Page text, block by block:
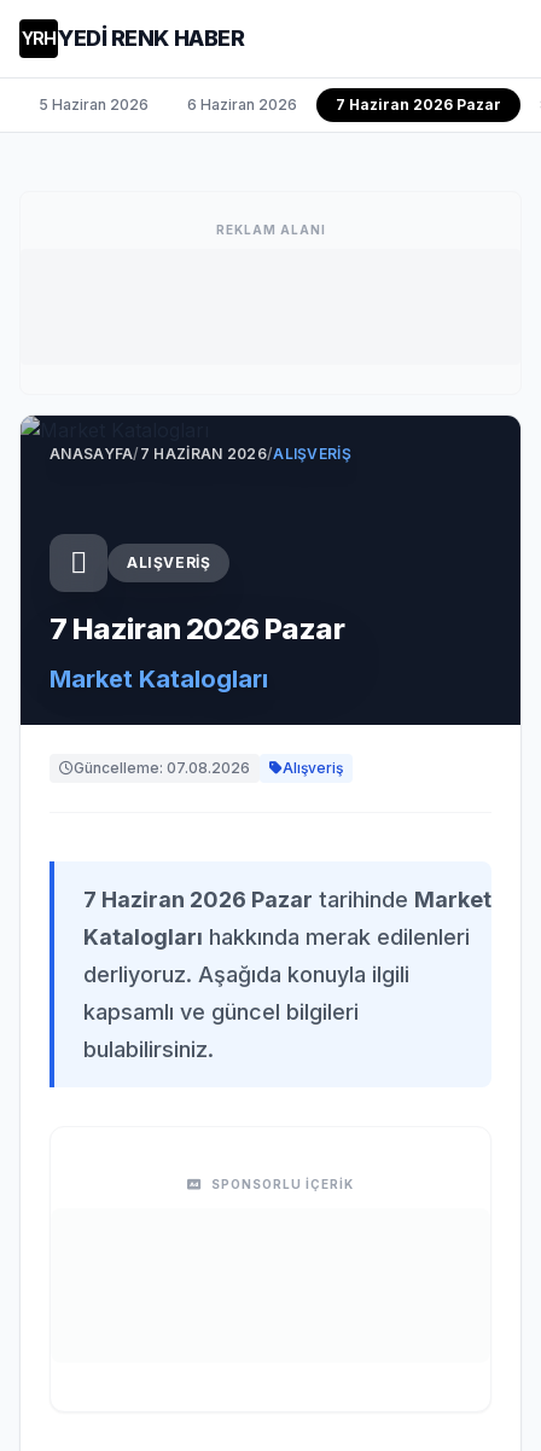
YRHYEDİ RENK HABER
5 Haziran 2026 6 Haziran 2026 7 Haziran 2026 Pazar
REKLAM ALANI
ANASAYFA/7 HAZIRAN 2026/ALIŞVERIŞ
ALIŞVERIŞ
7 Haziran 2026 Pazar
Market Katalogları
Güncelleme: 07.08.2026 Alışveriş
7 Haziran 2026 Pazar tarihinde Market
Katalogları hakkında merak edilenleri
derliyoruz. Aşağıda konuyla ilgili
kapsamlı ve güncel bilgileri
bulabilirsiniz.
SPONSORLU İÇERİK